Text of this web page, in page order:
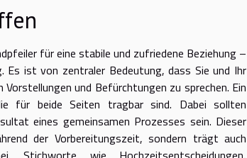
für eine stabile und zufriedene Beziehung –
Es ist von zentraler Bedeutung, dass Sie und Ihr
und Befürchtungen zu sprechen. Ein
für beide Seiten tragbar sind. Dabei sollten
eines gemeinsamen Prozesses sein. Dieser
der Vorbereitungszeit, sondern trägt auch